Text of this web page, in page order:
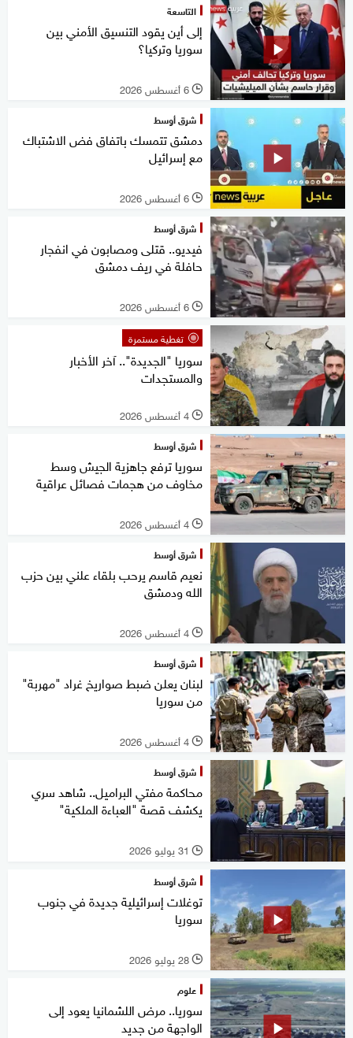
التاسعة
إلى أين يقود التنسيق الأمني بين
سوريا وتركيا؟
l 6 أغسطس 2026
شرق أوسط
دمشق تتمسك باتفاق فض الاشتباك
مع إسرائيل
l 6 أغسطس 2026
شرق أوسط
فيديو.. قتلى ومصابون في انفجار
حافلة في ريف دمشق
l 6 أغسطس 2026
تغطية مستمرة
سوريا "الجديدة".. آخر الأخبار
والمستجدات
l 4 أغسطس 2026
شرق أوسط
سوريا ترفع جاهزية الجيش وسط
مخاوف من هجمات فصائل عراقية
l 4 أغسطس 2026
شرق أوسط
نعيم قاسم يرحب بلقاء علني بين حزب
الله ودمشق
l 4 أغسطس 2026
شرق أوسط
لبنان يعلن ضبط صواريخ غراد "مهربة"
من سوريا
l 4 أغسطس 2026
شرق أوسط
محاكمة مفتي البراميل.. شاهد سري
يكشف قصة "العباءة الملكية"
l 31 يوليو 2026
شرق أوسط
توغلات إسرائيلية جديدة في جنوب
سوريا
l 28 يوليو 2026
علوم
سوريا.. مرض اللشمانيا يعود إلى
الواجهة من جديد